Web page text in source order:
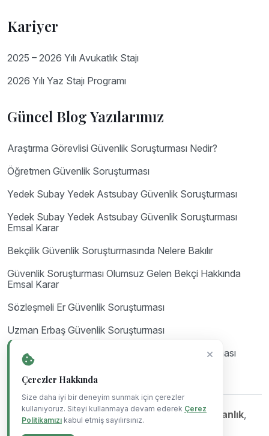
Kariyer
2025 – 2026 Yılı Avukatlık Stajı
2026 Yılı Yaz Stajı Programı
Güncel Blog Yazılarımız
Araştırma Görevlisi Güvenlik Soruşturması Nedir?
Öğretmen Güvenlik Soruşturması
Yedek Subay Yedek Astsubay Güvenlik Soruşturması
Yedek Subay Yedek Astsubay Güvenlik Soruşturması
Emsal Karar
Bekçilik Güvenlik Soruşturmasında Nelere Bakılır
Güvenlik Soruşturması Olumsuz Gelen Bekçi Hakkında
Emsal Karar
Sözleşmeli Er Güvenlik Soruşturması
Uzman Erbaş Güvenlik Soruşturması
Astsubay Güvenlik Soruşturması ve Arşiv Araştırması
©Copyright 2023-2026 Mil Hukuk & Danışmanlık,
Powered ByBlue Ajans
Çerezler Hakkında
Size daha iyi bir deneyim sunmak için çerezler
kullanıyoruz. Siteyi kullanmaya devam ederek Çerez
Politikamızı kabul etmiş sayılırsınız.